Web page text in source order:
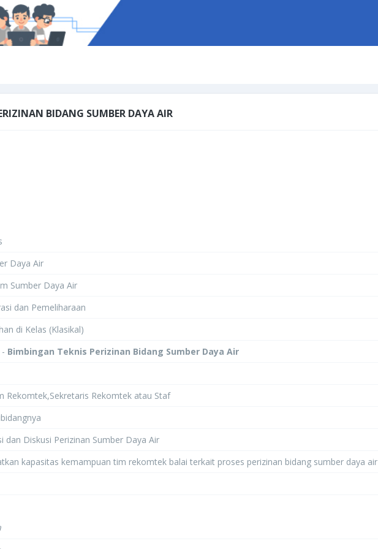
BIDANG SUMBER DAYA AIR
Daya Air
Sumber Daya Air
dan Pemeliharaan
di Kelas (Klasikal)
Bimbingan Teknis Perizinan Bidang Sumber Daya Air
Rekomtek,Sekretaris Rekomtek atau Staf
dan Diskusi Perizinan Sumber Daya Air
kapasitas kemampuan tim rekomtek balai terkait proses perizinan bidang sumber daya air